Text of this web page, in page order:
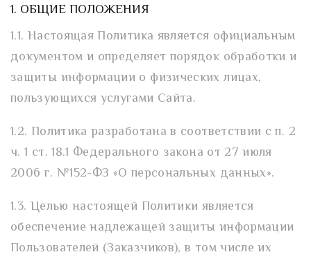
1. ОБЩИЕ ПОЛОЖЕНИЯ
1.1. Настоящая Политика является официальным
документом и определяет порядок обработки и
защиты информации о физических лицах,
пользующихся услугами Сайта.
1.2. Политика разработана в соответствии с п. 2
ч. 1 ст. 18.1 Федерального закона от 27 июля
2006 г. №152-ФЗ «О персональных данных».
1.3. Целью настоящей Политики является
обеспечение надлежащей защиты информации
Пользователей (Заказчиков), в том числе их